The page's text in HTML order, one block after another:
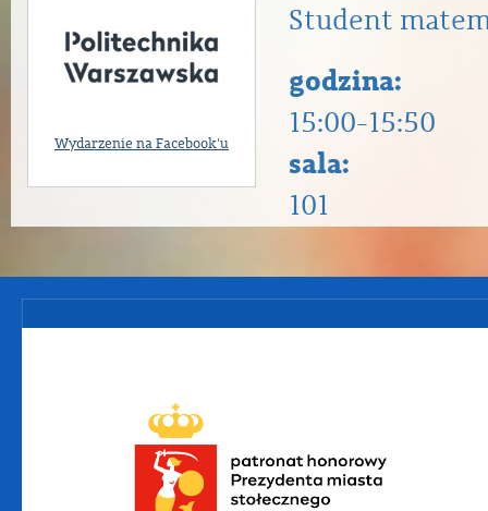
Wydarzenie na Facebook'u
Student
godzina:
15:00-15:50
sala:
101